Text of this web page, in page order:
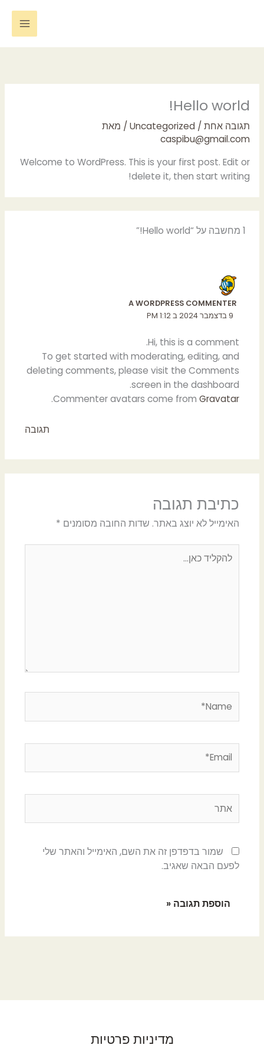
Hello world!
תגובה אחת /
Uncategorized/ מאת
caspibu@gmail.com
Welcome to WordPress. This is your first post. Edit or
delete it, then start writing!
1 מחשבה על “Hello world!”
A WORDPRESS COMMENTER
9 בדצמבר 2024 ב 1:12 PM
Hi, this is a comment.
To get started with moderating, editing, and
deleting comments, please visit the Comments
screen in the dashboard.
Commenter avatars come fromGravatar
.
תגובה
כתיבת תגובה
האימייל לא יוצג באתר. שדות החובה מסומנים *
כאן...
שמור בדפדפן זה את השם, האימייל והאתר שלי
לפעם הבאה שאגיב.
מדיניות פרטיות